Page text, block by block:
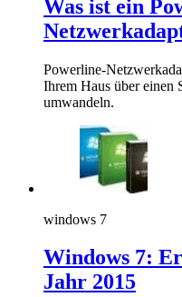
Was ist ein
Powerline-
Ihrem Haus über einen
umwandeln.
windows 7
Windows 7:
Jahr 2015